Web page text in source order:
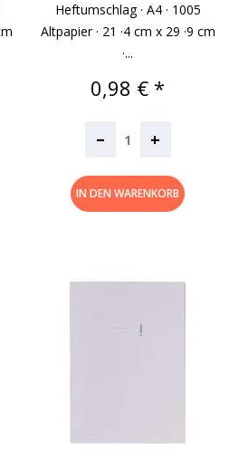
Heftumschlag · A4 · 1005
Altpapier · 21 ·4 cm x 29 ·9 cm
·...
Preis
0,98 € *
– +
IN DEN WARENKORB